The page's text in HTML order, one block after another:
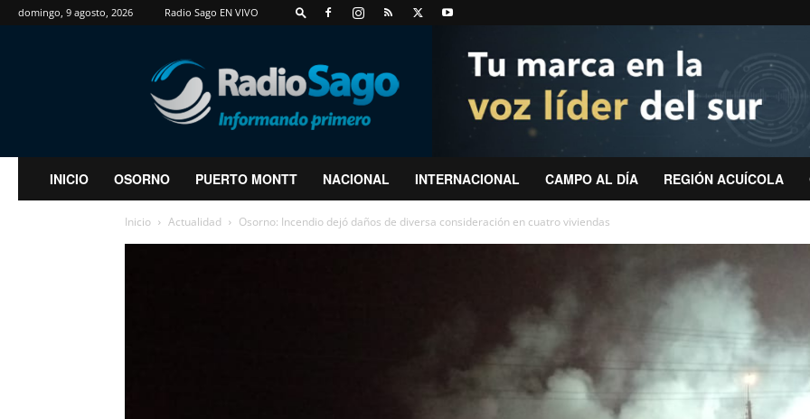
domingo, 9 agosto, 2026 Radio Sago EN VIVO
RadioSago
INICIO OSORNO PUERTO MONTT NACIONAL INTERNACIONAL CAMPO AL DÍA REGIÓN ACUÍCOLA
Inicio Actualidad Osorno: Incendio dejó daños de diversa consideración en cuatro viviendas